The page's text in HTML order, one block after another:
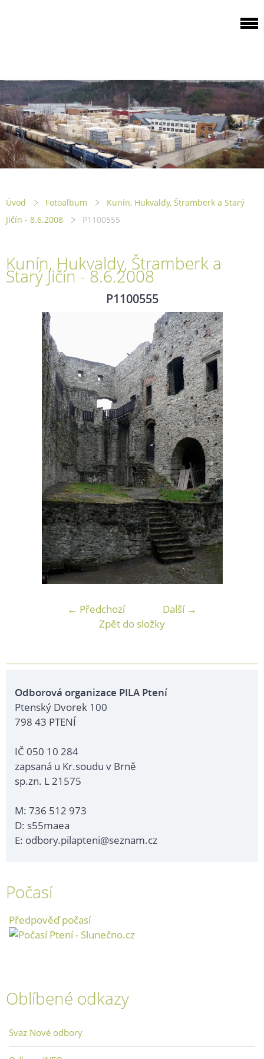
Úvod Fotoalbum
Kunín, Hukvaldy, Štramberk a Starý
Jičín - 8.6.2008
P1100555
Kunín, Hukvaldy, Štramberk a
Starý Jičín - 8.6.2008
P1100555
← Předchozí
Další →
Zpět do složky
Odborová organizace PILA Ptení
Ptenský Dvorek 100
798 43 PTENÍ
IČ 050 10 284
zapsaná u Kr.soudu v Brně
sp.zn. L 21575
M: 736 512 973
D: s55maea
E: odbory.pilapteni@seznam.cz
Počasí
Předpověď počasí
Oblíbené odkazy
Svaz Nové odbory